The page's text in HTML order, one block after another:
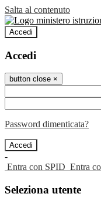
Salta al contenuto
Accedi
Accedi
button close ×
Password dimenticata?
-
Entra con SPID Entra
Seleziona utente